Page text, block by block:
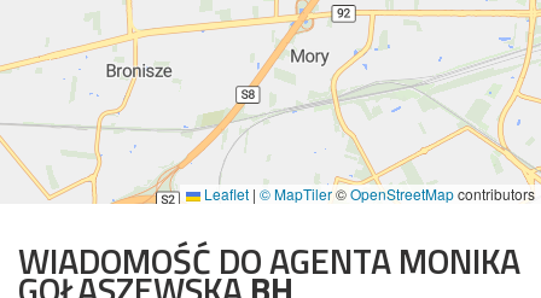
Leaflet | © MapTiler©OpenStreetMapcontributors
WIADOMOŚĆ DO AGENTA MONIKA